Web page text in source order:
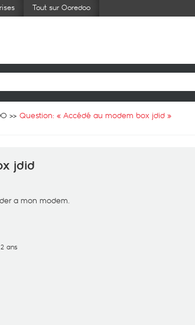
Tout sur Ooredoo
Question: « Accédé au modem box jdid »
jdid
a mon modem.
ans